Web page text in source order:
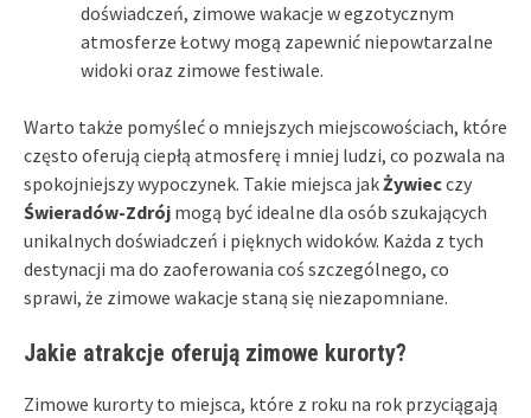
doświadczeń, zimowe wakacje w egzotycznym
atmosferze Łotwy mogą zapewnić niepowtarzalne
widoki oraz zimowe festiwale.
Warto także pomyśleć o mniejszych miejscowościach, które
często oferują ciepłą atmosferę i mniej ludzi, co pozwala na
spokojniejszy wypoczynek. Takie miejsca jakŻywiecczy
Świeradów-Zdrój mogą być idealne dla osób szukających
unikalnych doświadczeń i pięknych widoków. Każda z tych
destynacji ma do zaoferowania coś szczególnego, co
sprawi, że zimowe wakacje staną się niezapomniane.
Jakie atrakcje oferują zimowe kurorty?
Zimowe kurorty to miejsca, które z roku na rok przyciągają